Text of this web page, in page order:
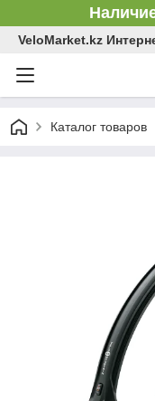
VeloMarket.kz
Каталог товаров